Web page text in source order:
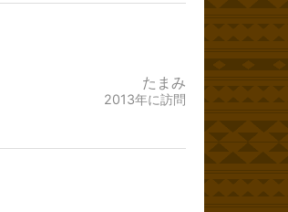
たまみ
2013年に訪問